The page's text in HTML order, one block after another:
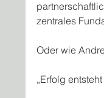
zentrales
Oder wie
„Erfolg entsteht